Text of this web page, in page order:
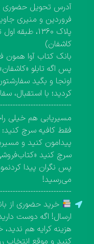
آدرس تحویل حضوری
فروردین و منیری
پلاک ۱۳۶۰،
کاشفان)
بانک کتاب آوا همون
پس اگه تابلو
اونجا و بگید
کردید؛ با استقبال،
مسیریابی هم خیلی
فقط کافیه سرچ کنید:
پیدامون کنید و
سرچ کنید
پس نگران پیدا
می‌رسید!
خرید حضوری از
ارسال! اگه دوست
هزینه کرایه هم
کنید و موقع انتخاب